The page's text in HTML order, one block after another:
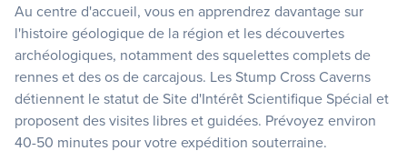
Au centre d'accueil, vous en apprendrez davantage sur
l'histoire géologique de la région et les découvertes
archéologiques, notamment des squelettes complets de
rennes et des os de carcajous. Les Stump Cross Caverns
détiennent le statut de Site d'Intérêt Scientifique Spécial et
proposent des visites libres et guidées. Prévoyez environ
40-50 minutes pour votre expédition souterraine.